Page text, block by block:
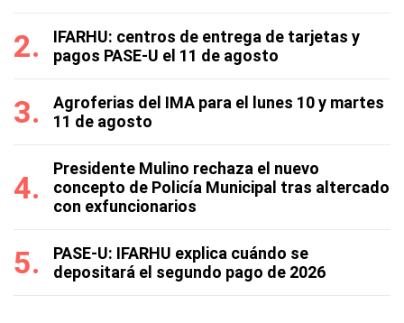
IFARHU: centros de entrega de tarjetas y
pagos PASE-U el 11 de agosto
Agroferias del IMA para el lunes 10 y martes
11 de agosto
Presidente Mulino rechaza el nuevo
concepto de Policía Municipal tras altercado
con exfuncionarios
PASE-U: IFARHU explica cuándo se
depositará el segundo pago de 2026